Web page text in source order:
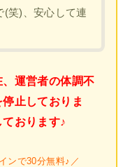
(笑)、安心して連
運営者の体調不
止しておりま
おります♪
ンで30分無料♪／